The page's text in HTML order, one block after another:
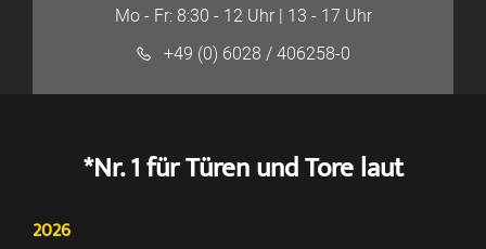
Mo - Fr: 8:30 - 12 Uhr | 13 - 17 Uhr
+49 (0) 6028 / 406258-0
*Nr. 1 für Türen und Tore laut
2026